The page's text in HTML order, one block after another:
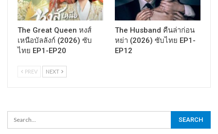
The Great Queen หงส์
เหนือบัลลังก์ (2026) ซับ
ไทย EP1-EP20
The Husband คืนล่าก่อน
หย่า (2026) ซับไทย EP1-
EP12
PREV NEXT